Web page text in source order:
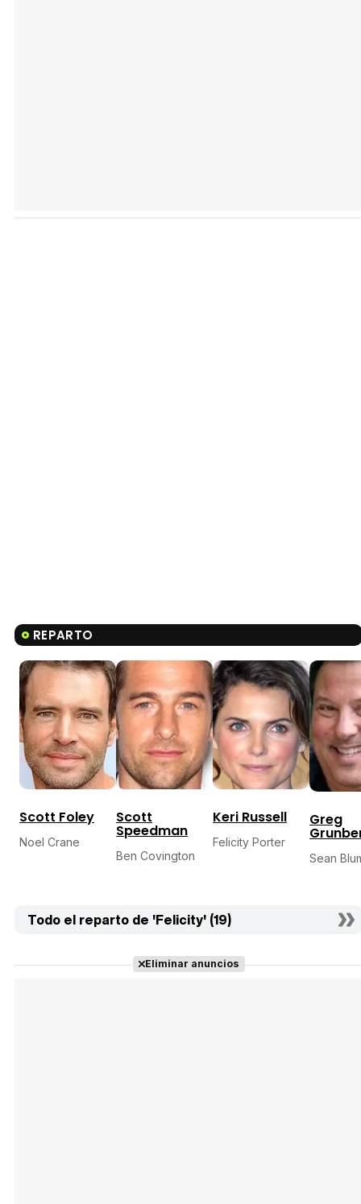
REPARTO
Scott Foley
Noel Crane
Scott
Speedman
Ben Covington
Keri Russell
Felicity Porter
Greg
Sean
Todo el reparto de 'Felicity' (19)
Eliminar anuncios